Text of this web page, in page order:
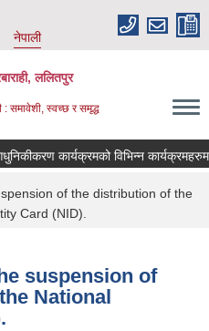
नेपाली
ललितपुर
: समावेशी, स्वच्छ र समृद्ध
of the distribution of the
Card (NID).
suspension of
National